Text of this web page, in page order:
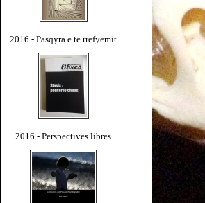
2016 - Pasqyra e te rrefyemit
2016 - Perspectives libres